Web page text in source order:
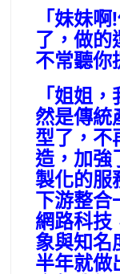
「妹妹
了，做的
不常聽你
「姐姐
然是傳統
型了，不
造，加強
製化的服
下游整合
網路科技
象與知名
半年就做